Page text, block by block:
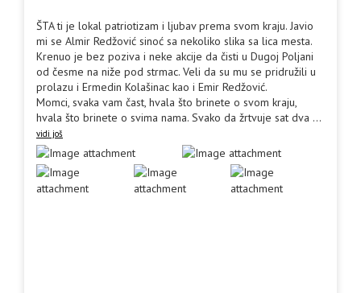
ŠTA ti je lokal patriotizam i ljubav prema svom kraju. Javio
mi se Almir Redžović sinoć sa nekoliko slika sa lica mesta.
Krenuo je bez poziva i neke akcije da čisti u Dugoj Poljani
od česme na niže pod strmac. Veli da su mu se pridružili u
prolazu i Ermedin Kolašinac kao i Emir Redžović.
Momci, svaka vam čast, hvala što brinete o svom kraju,
hvala što brinete o svima nama. Svako da žrtvuje sat dva ...
vidi još